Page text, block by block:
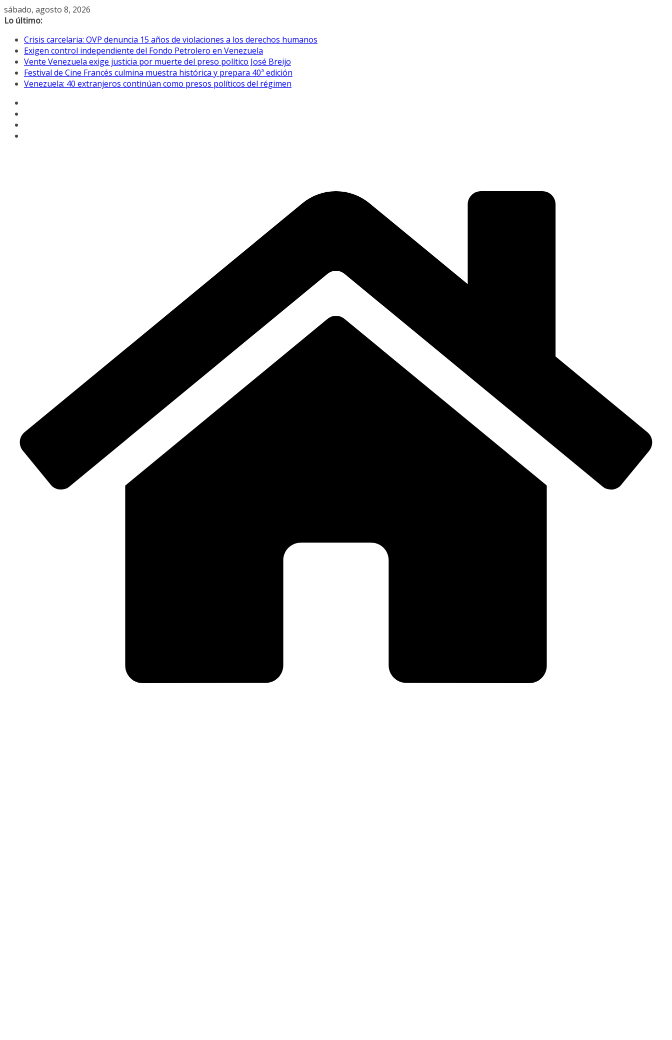
Saltar
al
sábado, agosto 8, 2026
Lo último:
Crisis carcelaria: OVP denuncia 15 años de violaciones a los derechos humanos
Exigen control independiente del Fondo Petrolero en Venezuela
Vente Venezuela exige justicia por muerte del preso político José Breijo
Festival de Cine Francés culmina muestra histórica y prepara 40ª edición
Venezuela: 40 extranjeros continúan como presos políticos del régimen